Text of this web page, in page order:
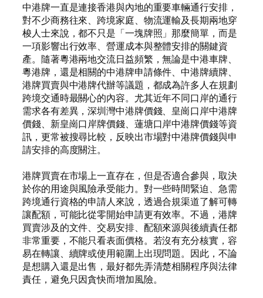
中港牌一直是連接香港與內地的重要車輛通行安排，
對不少商務往來、跨境家庭、物流運輸及長期兩地穿
梭人士來說，都不只是「一塊牌照」那麼簡單，而是
一項影響出行效率、營運成本與整體安排的關鍵資
產。隨著粵港兩地交流日益頻繁，無論是中港車牌、
粵港牌，還是相關的中港牌申請條件、中港牌續牌、
港牌買賣與中港牌代辦等議題，都成為許多人在規劃
跨境交通時最關心的內容。尤其近年不同口岸的通行
需求各有差異，深圳灣中港牌價錢、皇崗口岸中港牌
價錢、新皇崗口岸牌價錢、蓮塘口岸中港牌價錢等資
訊，更常被搜尋比較，反映出市場對中港牌價錢與申
請安排的高度關注。
港牌買賣在市場上一直存在，但是否適合參與，取決
於你的用途與風險承受能力。對一些時間緊迫、急需
跨境通行資格的申請人來說，透過合規渠道了解可轉
讓配額，可能比從零開始申請更有效率。不過，港牌
買賣涉及的文件、交易安排、配額來源與後續責任都
非常重要，不能只看表面價格。若沒有充分核實，容
易在轉讓、續牌或使用範圍上出現問題。因此，不論
是想購入還是出售，最好都先弄清楚相關程序與法律
責任，避免只因貪快而增加風險。